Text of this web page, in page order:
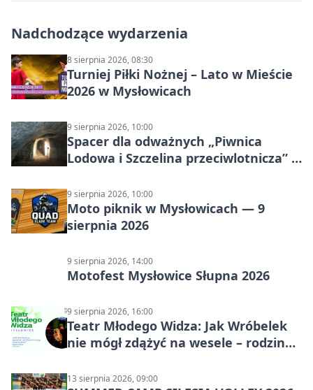
Nadchodzące wydarzenia
8 sierpnia 2026, 08:30
Turniej Piłki Nożnej – Lato w Mieście
2026 w Mysłowicach
9 sierpnia 2026, 10:00
Spacer dla odważnych „Piwnica
Lodowa i Szczelina przeciwlotnicza” –
9 sierpnia 2026, 10:00
Moto piknik w Mysłowicach — 9
sierpnia 2026
9 sierpnia 2026, 14:00
Motofest Mysłowice Słupna 2026
9 sierpnia 2026, 16:00
Teatr Młodego Widza: Jak Wróbelek
nie mógł zdążyć na wesele – rodzinny
13 sierpnia 2026, 09:00